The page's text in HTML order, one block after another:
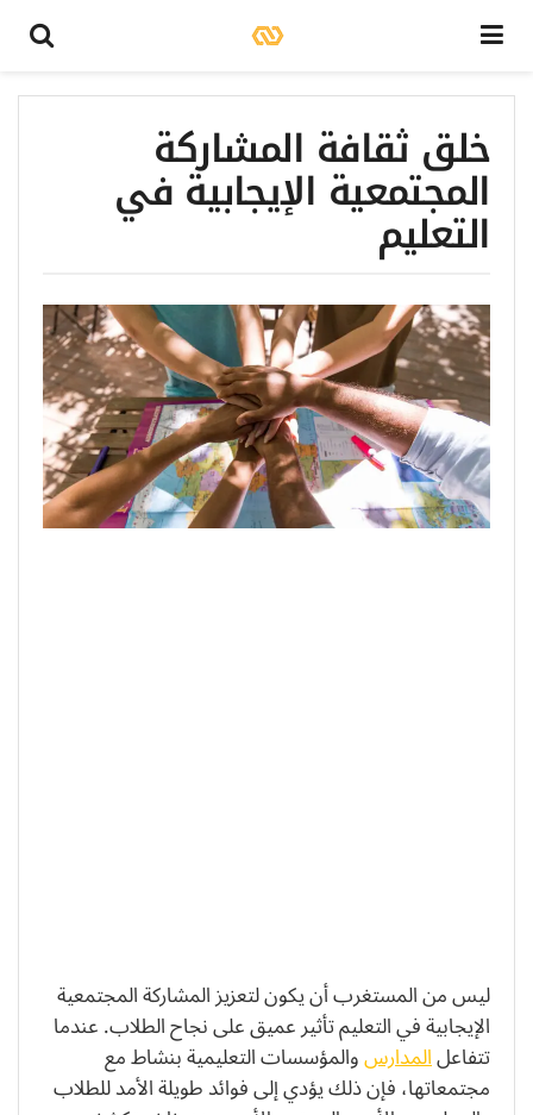
خلق ثقافة المشاركة
المجتمعية الإيجابية في
التعليم
ليس من المستغرب أن يكون لتعزيز المشاركة المجتمعية
الإيجابية في التعليم تأثير عميق على نجاح الطلاب. عندما
تتفاعلالمدارسوالمؤسسات التعليمية بنشاط مع
مجتمعاتها، فإن ذلك يؤدي إلى فوائد طويلة الأمد للطلاب